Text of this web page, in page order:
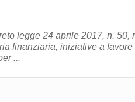
legge 24 aprile 2017, n. 50,
finanziaria, iniziative a
...